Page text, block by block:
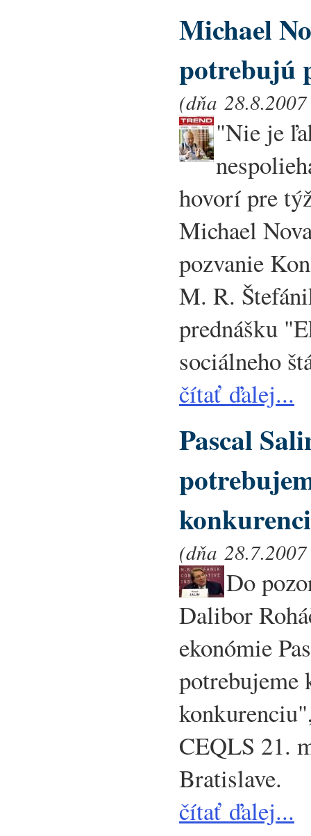
Michael
potrebujú
(dňa
"Nie je
hovorí pre
Michael
pozvanie
M. R.
prednášku
sociálneho
čítať ďalej...
Pascal
(dňa
Do
Dalibor
ekonómie
potrebujeme
CEQLS 21.
Bratislave.
čítať ďalej...